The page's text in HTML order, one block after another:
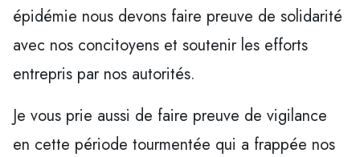
épidémie nous devons faire preuve de solidarité
avec nos concitoyens et soutenir les efforts
entrepris par nos autorités.
Je vous prie aussi de faire preuve de vigilance
en cette période tourmentée qui a frappée nos